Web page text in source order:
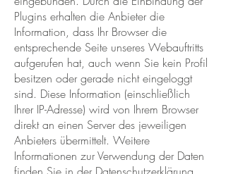
Plugins erhalten die Anbieter die
Information, dass Ihr Browser die
entsprechende Seite unseres Webauftritts
aufgerufen hat, auch wenn Sie kein Profil
besitzen oder gerade nicht eingeloggt
sind. Diese Information (einschließlich
Ihrer IP-Adresse) wird von Ihrem Browser
direkt an einen Server des jeweiligen
Anbieters übermittelt. Weitere
Informationen zur Verwendung der Daten